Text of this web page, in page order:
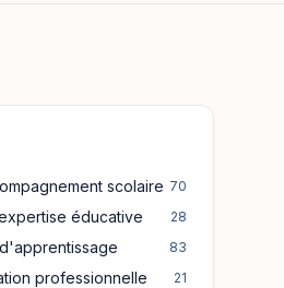
scolaire 70
éducative 28
83
professionnelle 21